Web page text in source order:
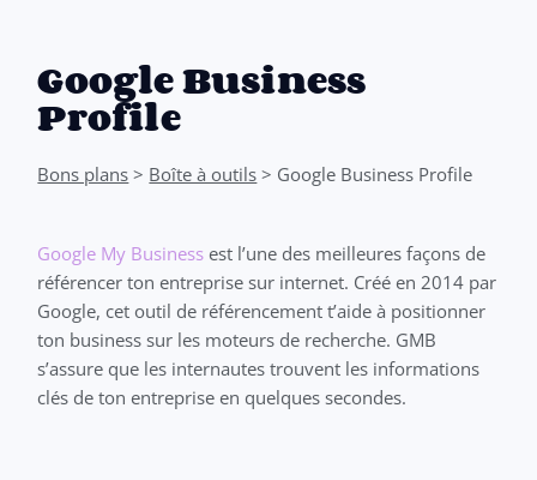
Google Business
Profile
Bons plans > Boîte à outils > Google Business Profile
Google My Business est l’une des meilleures façons de
référencer ton entreprise sur internet. Créé en 2014 par
Google, cet outil de référencement t’aide à positionner
ton business sur les moteurs de recherche. GMB
s’assure que les internautes trouvent les informations
clés de ton entreprise en quelques secondes.